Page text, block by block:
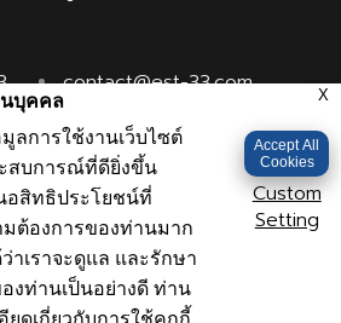
contact@est-33.com
33.com
.All rights reserved.
บุคคล X
ลการใช้งานเว็บไซต์
สบการณ์ที่ดียิ่งขึ้น
อสิทธิประโยชน์ที่
ต้องการของท่านมาก
เราจะดูแล และรักษา
งท่านเป็นอย่างดี ท่าน
ยดเกี่ยวกับการใช้คุกกี้
Accept All
Cookies
Custom
Setting